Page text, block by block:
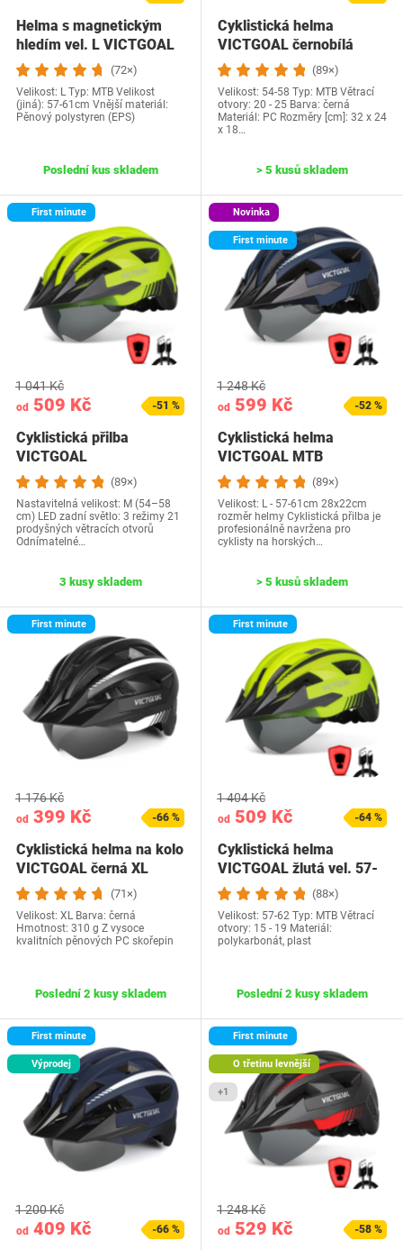
Helma s magnetickým
hledím vel. L VICTGOAL
(72×)
Velikost: L Typ: MTB Velikost
(jiná): 57-61cm Vnější materiál:
Pěnový polystyren (EPS)
Poslední kus skladem
Cyklistická helma
VICTGOAL černobílá
(89×)
Velikost: 54-58 Typ: MTB Větrací
otvory: 20 - 25 Barva: černá
Materiál: PC Rozměry [cm]: 32 x 24
x 18…
> 5 kusů skladem
First minute
od 509 Kč
1 041 Kč
-51 %
Cyklistická přilba
VICTGOAL
(89×)
Nastavitelná velikost: M (54–58
cm) LED zadní světlo: 3 režimy 21
prodyšných větracích otvorů
Odnímatelné…
3 kusy skladem
Novinka
First minute
od 599 Kč
1 248 Kč
-52 %
Cyklistická helma
VICTGOAL MTB
(89×)
Velikost: L - 57-61cm 28x22cm
rozměr helmy Cyklistická přilba je
profesionálně navržena pro
cyklisty na horských…
> 5 kusů skladem
First minute
od 399 Kč
1 176 Kč
-66 %
Cyklistická helma na kolo
VICTGOAL černá XL
(71×)
Velikost: XL Barva: černá
Hmotnost: 310 g Z vysoce
kvalitních pěnových PC skořepin
Poslední 2 kusy skladem
First minute
od 509 Kč
1 404 Kč
-64 %
Cyklistická helma
VICTGOAL žlutá vel. 57-
62
(88×)
Velikost: 57-62 Typ: MTB Větrací
otvory: 15 - 19 Materiál:
polykarbonát, plast
Poslední 2 kusy skladem
First minute
Výprodej
od 409 Kč
1 200 Kč
-66 %
First minute
O třetinu levnější
+1
od 529 Kč
1 248 Kč
-58 %